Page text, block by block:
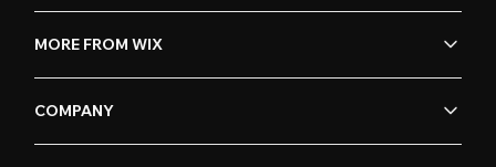
MORE FROM WIX
COMPANY